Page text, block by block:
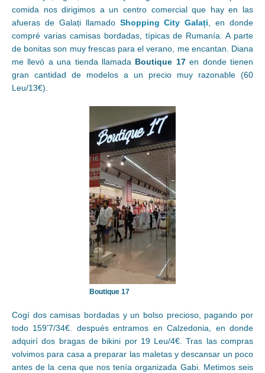
comida nos dirigimos a un centro comercial que hay en las
afueras de Galați llamado Shopping City Galați, en donde
compré varias camisas bordadas, típicas de Rumanía. A parte
de bonitas son muy frescas para el verano, me encantan. Diana
me llevó a una tienda llamada Boutique 17en donde tienen
gran cantidad de modelos a un precio muy razonable (60
Leu/13€).
Boutique 17
Cogí dos camisas bordadas y un bolso precioso, pagando por
todo 159’7/34€. después entramos en Calzedonia, en donde
adquirí dos bragas de bikini por 19 Leu/4€. Tras las compras
volvimos para casa a preparar las maletas y descansar un poco
antes de la cena que nos tenía organizada Gabi. Metimos seis